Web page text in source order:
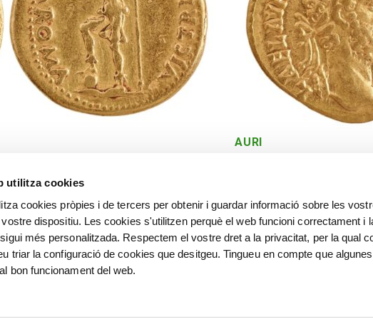
utilitza cookies
cookies pròpies i de tercers per obtenir i guardar informació sobre les
dispositiu. Les cookies s'utilitzen perquè el web funcioni correctament i
més personalitzada. Respectem el vostre dret a la privacitat, per la qual
triar la configuració de cookies que desitgeu. Tingueu en compte que
bon funcionament del web.
AURI